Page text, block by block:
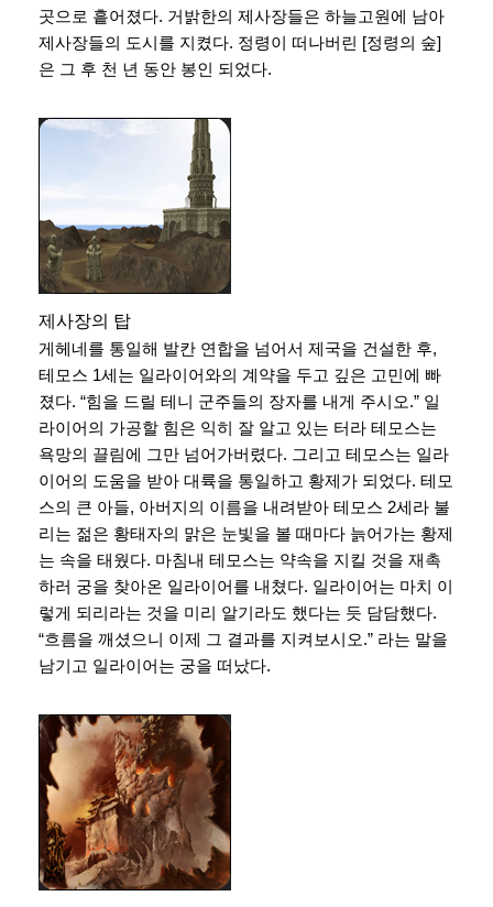
곳으로 흩어졌다. 거밝한의 제사장들은 하늘고원에 남아
제사장들의 도시를 지켰다. 정령이 떠나버린 [정령의 숲]
은 그 후 천 년 동안 봉인 되었다.
제사장의 탑
게헤네를 통일해 발칸 연합을 넘어서 제국을 건설한 후,
테모스 1세는 일라이어와의 계약을 두고 깊은 고민에 빠
졌다. “힘을 드릴 테니 군주들의 장자를 내게 주시오.” 일
라이어의 가공할 힘은 익히 잘 알고 있는 터라 테모스는
욕망의 끌림에 그만 넘어가버렸다. 그리고 테모스는 일라
이어의 도움을 받아 대륙을 통일하고 황제가 되었다. 테모
스의 큰 아들, 아버지의 이름을 내려받아 테모스 2세라 불
리는 젊은 황태자의 맑은 눈빛을 볼 때마다 늙어가는 황제
는 속을 태웠다. 마침내 테모스는 약속을 지킬 것을 재촉
하러 궁을 찾아온 일라이어를 내쳤다. 일라이어는 마치 이
렇게 되리라는 것을 미리 알기라도 했다는 듯 담담했다.
“흐름을 깨셨으니 이제 그 결과를 지켜보시오.” 라는 말을
남기고 일라이어는 궁을 떠났다.